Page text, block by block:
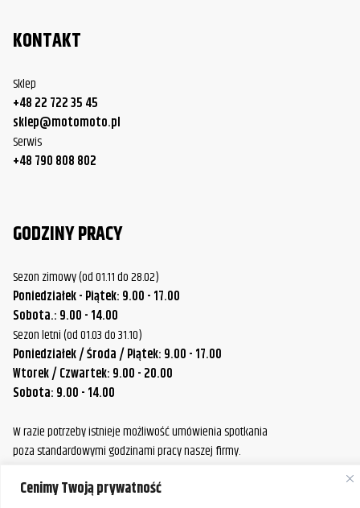
Cenimy Twoją prywatność
KONTAKT
Sklep
+48 22 722 35 45
sklep@motomoto.pl
Serwis
+48 790 808 802
GODZINY PRACY
Sezon zimowy (od 01.11 do 28.02)
Poniedziałek - Piątek: 9.00 - 17.00
Sobota.: 9.00 - 14.00
Sezon letni (od 01.03 do 31.10)
Poniedziałek / Środa / Piątek: 9.00 - 17.00
Wtorek / Czwartek: 9.00 - 20.00
Sobota: 9.00 - 14.00
W razie potrzeby istnieje możliwość umówienia spotkania
poza standardowymi godzinami pracy naszej firmy.